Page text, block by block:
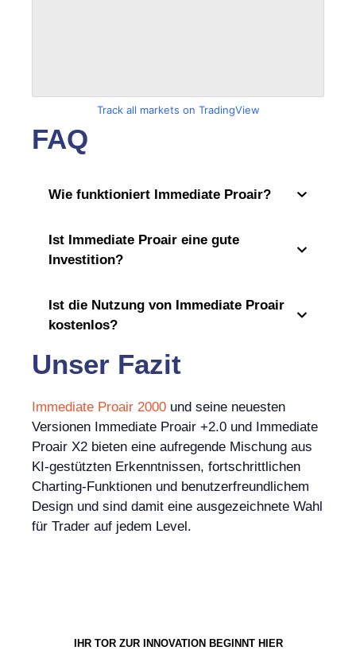
Track all markets on TradingView
FAQ
Wie funktioniert Immediate Proair?
Ist Immediate Proair eine gute
Investition?
Ist die Nutzung von Immediate Proair
kostenlos?
Unser Fazit
Immediate Proair 2000 und seine neuesten
Versionen Immediate Proair +2.0 und Immediate
Proair X2 bieten eine aufregende Mischung aus
KI-gestützten Erkenntnissen, fortschrittlichen
Charting-Funktionen und benutzerfreundlichem
Design und sind damit eine ausgezeichnete Wahl
für Trader auf jedem Level.
IHR TOR ZUR INNOVATION BEGINNT HIER